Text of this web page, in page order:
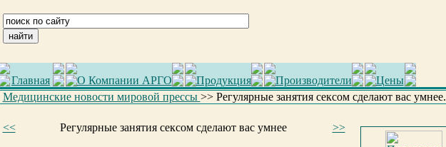
Главная О Компании АРГО Продукция Производители
Цены
Медицинские новости мировой прессы >> Регулярные занятия сексом cделают вас умнее.
<< Регулярные занятия сексом cделают вас умнее >>